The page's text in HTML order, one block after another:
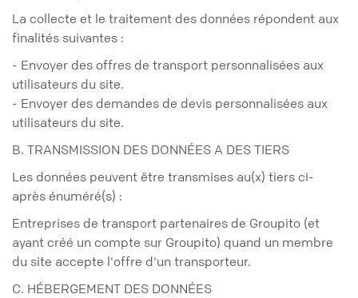
La collecte et le traitement des données répondent aux
finalités suivantes :
- Envoyer des offres de transport personnalisées aux
utilisateurs du site.
- Envoyer des demandes de devis personnalisées aux
utilisateurs du site.
B. TRANSMISSION DES DONNÉES A DES TIERS
Les données peuvent être transmises au(x) tiers ci-
après énuméré(s) :
Entreprises de transport partenaires de Groupito (et
ayant créé un compte sur Groupito) quand un membre
du site accepte l'offre d'un transporteur.
C. HÉBERGEMENT DES DONNÉES